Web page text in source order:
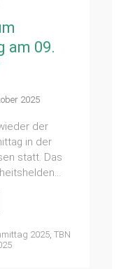
am 09.
2025
der
in der
statt. Das
2025,TBN